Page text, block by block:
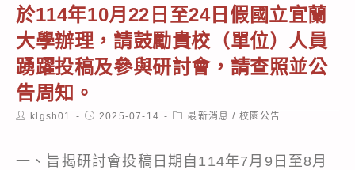
於114年10月22日至24日假國立宜蘭
大學辦理，請鼓勵貴校（單位）人員
踴躍投稿及參與研討會，請查照並公
告周知。
Postklgsh01
Post2025-07-14
Post最新消息 / 校園公告
一、旨揭研討會投稿日期自114年7月9日至8月